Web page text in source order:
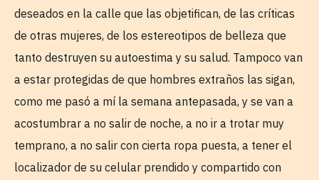
deseados en la calle que las objetifican, de las críticas
de otras mujeres, de los estereotipos de belleza que
tanto destruyen su autoestima y su salud. Tampoco van
a estar protegidas de que hombres extraños las sigan,
como me pasó a mí la semana antepasada, y se van a
acostumbrar a no salir de noche, a no ir a trotar muy
temprano, a no salir con cierta ropa puesta, a tener el
localizador de su celular prendido y compartido con